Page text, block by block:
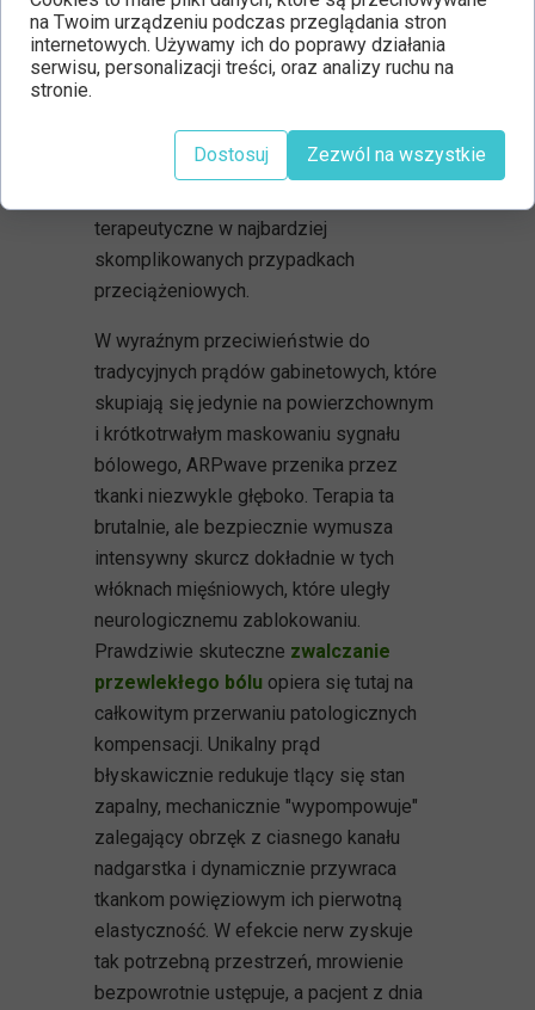
przedramienia i dłoni. Właśnie tutaj z
potężną pomocą przychodzi metoda
ARPwave. To całkowicie innowacyjne
elektrycznej z ukierunkowanym,
świadomym ruchem, które przynosi
terapeutyczne w najbardziej
skomplikowanych przypadkach
przeciążeniowych.
W wyraźnym przeciwieństwie do
tradycyjnych prądów gabinetowych, które
skupiają się jedynie na powierzchownym
i krótkotrwałym maskowaniu sygnału
bólowego, ARPwave przenika przez
tkanki niezwykle głęboko. Terapia ta
brutalnie, ale bezpiecznie wymusza
intensywny skurcz dokładnie w tych
włóknach mięśniowych, które uległy
neurologicznemu zablokowaniu.
Prawdziwie skuteczne zwalczanie
przewlekłego bólu opiera się tutaj na
całkowitym przerwaniu patologicznych
kompensacji. Unikalny prąd
błyskawicznie redukuje tlący się stan
zapalny, mechanicznie "wypompowuje"
zalegający obrzęk z ciasnego kanału
nadgarstka i dynamicznie przywraca
tkankom powięziowym ich pierwotną
elastyczność. W efekcie nerw zyskuje
tak potrzebną przestrzeń, mrowienie
bezpowrotnie ustępuje, a pacjent z dnia
na Twoim urządzeniu podczas przeglądania stron
internetowych. Używamy ich do poprawy działania
serwisu, personalizacji treści, oraz analizy ruchu na
stronie.
Dostosuj Zezwól na wszystkie